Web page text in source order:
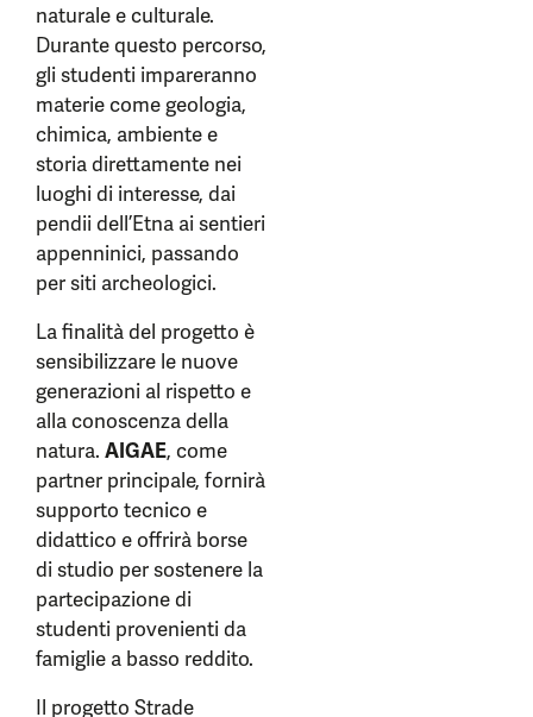
naturale e culturale.
Durante questo percorso,
gli studenti impareranno
materie come geologia,
chimica, ambiente e
storia direttamente nei
luoghi di interesse, dai
pendii dell’Etna ai sentieri
appenninici, passando
per siti archeologici.
La finalità del progetto è
sensibilizzare le nuove
generazioni al rispetto e
alla conoscenza della
natura. AIGAE, come
partner principale, fornirà
supporto tecnico e
didattico e offrirà borse
di studio per sostenere la
partecipazione di
studenti provenienti da
famiglie a basso reddito.
Il progetto Strade